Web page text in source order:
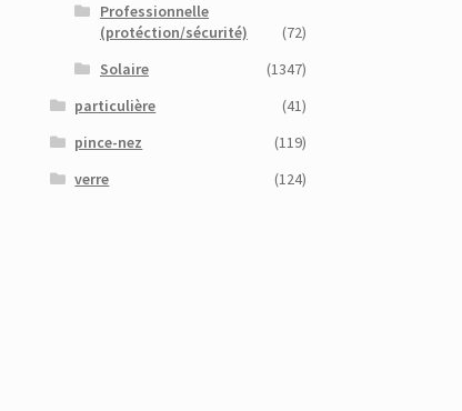
Professionnelle
(protéction/sécurité)
(72)
Solaire
(1347)
particulière
(41)
pince-nez
(119)
verre
(124)